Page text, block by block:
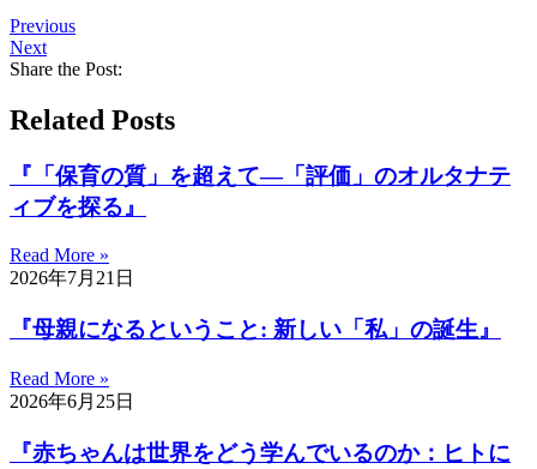
Previous
Next
Share the Post:
Related Posts
『「保育の質」を超えて―「評価」のオルタナテ
ィブを探る』
Read More »
2026年7月21日
『母親になるということ: 新しい「私」の誕生』
Read More »
2026年6月25日
『赤ちゃんは世界をどう学んでいるのか：ヒトに